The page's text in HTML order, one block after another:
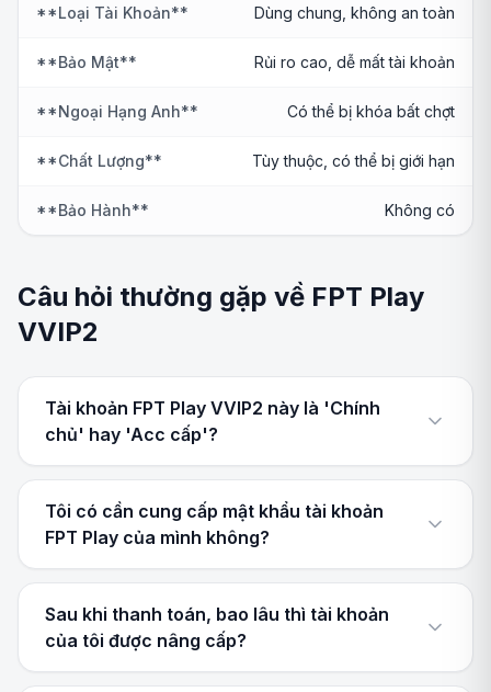
**Loại Tài Khoản** Dùng chung, không an toàn
**Bảo Mật** Rủi ro cao, dễ mất tài khoản
**Ngoại Hạng Anh** Có thể bị khóa bất chợt
**Chất Lượng** Tùy thuộc, có thể bị giới hạn
**Bảo Hành** Không có
Câu hỏi thường gặp về FPT Play
VVIP2
Tài khoản FPT Play VVIP2 này là 'Chính
chủ' hay 'Acc cấp'?
Tôi có cần cung cấp mật khẩu tài khoản
FPT Play của mình không?
Sau khi thanh toán, bao lâu thì tài khoản
của tôi được nâng cấp?